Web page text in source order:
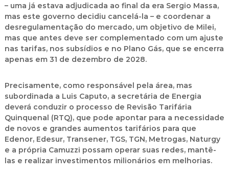
– uma já estava adjudicada ao final da era Sergio Massa,
mas este governo decidiu cancelá-la – e coordenar a
desregulamentação do mercado, um objetivo de Milei,
mas que antes deve ser complementado com um ajuste
nas tarifas, nos subsídios e no Plano Gás, que se encerra
apenas em 31 de dezembro de 2028.
Precisamente, como responsável pela área, mas
subordinada a Luis Caputo, a secretária de Energia
deverá conduzir o processo de Revisão Tarifária
Quinquenal (RTQ), que pode apontar para a necessidade
de novos e grandes aumentos tarifários para que
Edenor, Edesur, Transener, TGS, TGN, Metrogas, Naturgy
e a própria Camuzzi possam operar suas redes, mantê-
las e realizar investimentos milionários em melhorias.